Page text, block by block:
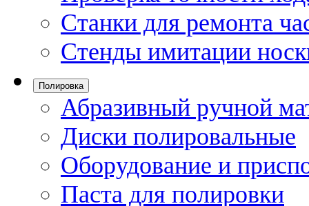
Станки для ремонта
Стенды имитации
Полировка
Абразивный ручной
Диски полировальные
Оборудование и
Паста для полировки